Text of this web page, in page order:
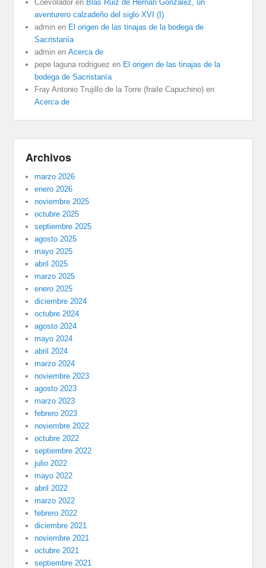
Coevolador en Blas Ruiz de Hernán González, un
aventurero calzadeño del siglo XVI (I)
admin en El origen de las tinajas de la bodega de
Sacristanía
admin enAcerca de
pepe laguna rodriguez en El origen de las tinajas de la
bodega de Sacristanía
Fray Antonio Trujillo de la Torre (fraile Capuchino) en
Acerca de
Archivos
marzo 2026
enero 2026
noviembre 2025
octubre 2025
septiembre 2025
agosto 2025
mayo 2025
abril 2025
marzo 2025
enero 2025
diciembre 2024
octubre 2024
agosto 2024
mayo 2024
abril 2024
marzo 2024
noviembre 2023
agosto 2023
marzo 2023
febrero 2023
noviembre 2022
octubre 2022
septiembre 2022
julio 2022
mayo 2022
abril 2022
marzo 2022
febrero 2022
diciembre 2021
noviembre 2021
octubre 2021
septiembre 2021